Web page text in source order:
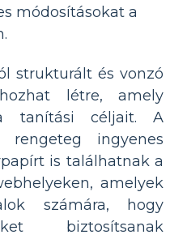
módosításokat a
strukturált és vonzó
létre, amely
tanítási céljait. A
ingyenes
is találhatnak a
amelyek
számára, hogy
biztosítsanak